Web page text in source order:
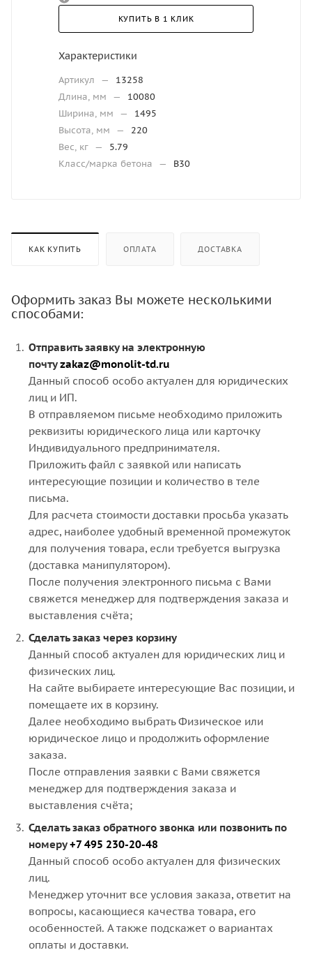
КУПИТЬ В 1 КЛИК
Характеристики
Артикул —
13258
Длина, мм
—
10080
Ширина, мм
—
1495
Высота, мм
—
220
Вес, кг —
5.79
Класс/марка бетона
— В30
КАК КУПИТЬ ОПЛАТА ДОСТАВКА
Оформить заказ Вы можете несколькими
способами:
Отправить заявку на электронную
почтуzakaz@monolit-td.ru
Данный способ особо актуален для юридических
лиц и ИП.
В отправляемом письме необходимо приложить
реквизиты юридического лица или карточку
Индивидуального предпринимателя.
Приложить файл с заявкой или написать
интересующие позиции и количество в теле
письма.
Для расчета стоимости доставки просьба указать
адрес, наиболее удобный временной промежуток
для получения товара, если требуется выгрузка
(доставка манипулятором).
После получения электронного письма с Вами
свяжется менеджер для подтверждения заказа и
выставления счёта;
Сделать заказ через корзину
Данный способ актуален для юридических лиц и
физических лиц.
На сайте выбираете интересующие Вас позиции, и
помещаете их в корзину.
Далее необходимо выбрать Физическое или
юридическое лицо и продолжить оформление
заказа.
После отправления заявки с Вами свяжется
менеджер для подтверждения заказа и
выставления счёта;
Сделать заказ обратного звонка или позвонить по
номеру+7 495 230-20-48
Данный способ особо актуален для физических
лиц.
Менеджер уточнит все условия заказа, ответит на
вопросы, касающиеся качества товара, его
особенностей. А также подскажет о вариантах
оплаты и доставки.